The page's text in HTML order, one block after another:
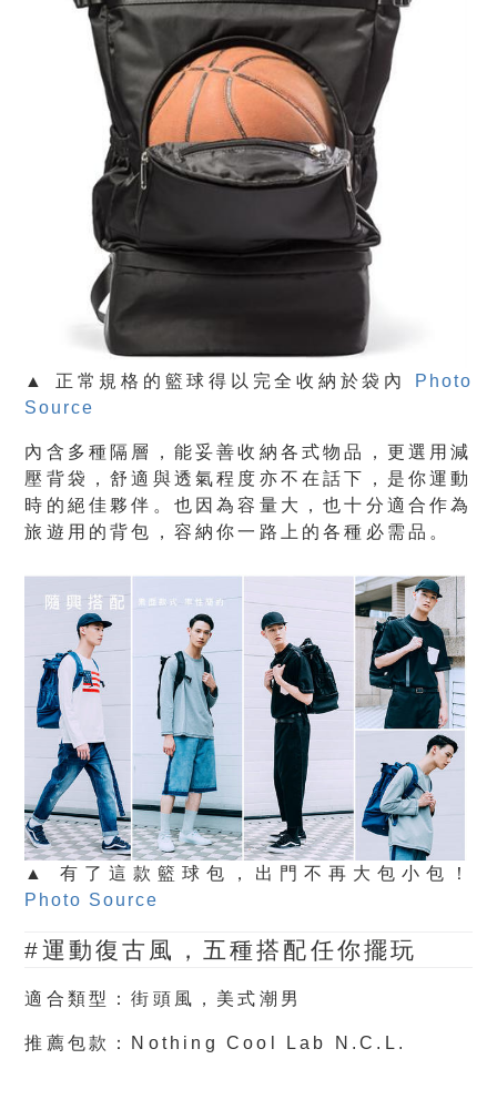
▲ 正常規格的籃球得以完全收納於袋內
Photo
Source
內含多種隔層，能妥善收納各式物品，更選用減
壓背袋，舒適與透氣程度亦不在話下，是你運動
時的絕佳夥伴。也因為容量大，也十分適合作為
旅遊用的背包，容納你一路上的各種必需品。
▲ 有了這款籃球包，出門不再大包小包！
Photo Source
#運動復古風，五種搭配任你擺玩
適合類型：街頭風，美式潮男
推薦包款： Nothing Cool Lab N.C.L.